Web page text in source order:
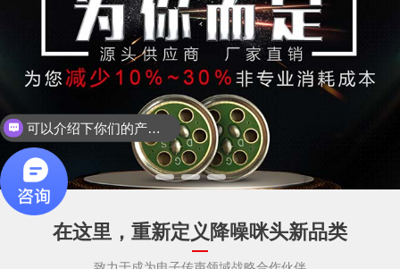
在这里，重新定义降噪咪头新品类